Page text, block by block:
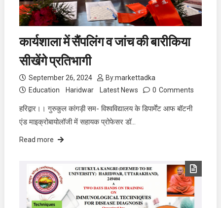
कार्यशाला में सैंपलिंग व जांच की बारीकिया
सीखेंगे प्रतिभागी
September 26, 2024 By:markettadka
Education
Haridwar Latest News 0 Comments
हरिद्वार।। गुरुकुल कांगड़ी सम- विश्वविद्यालय के डिपार्मेंट आफ बॉटनी
एंड माइक्रोबायोलॉजी में सहायक प्रोफेसर डॉ…
Read more